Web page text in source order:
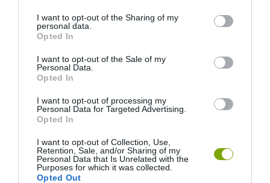
not limited to your visit or usage behaviour. You may click to
grant or deny consent to Google and its third-party tags to
use your data for below specified purposes in below Google
consent section.
I want to opt-out of the Sharing of my
personal data.
Opted In
I want to opt-out of the Sale of my
Personal Data.
Opted In
I want to opt-out of processing my
Personal Data for Targeted Advertising.
Opted In
I want to opt-out of Collection, Use,
Retention, Sale, and/or Sharing of my
Personal Data that Is Unrelated with the
Purposes for which it was collected.
Opted Out
KIRÁNDULÁS A
PANNONHALMI
ARBORÉTUMBA
KIRÁNDULÁS PANNONHALMA
KÖRNYÉKÉN: TERMÉSZET,
SZŐLŐ ÉS KOMLÓ